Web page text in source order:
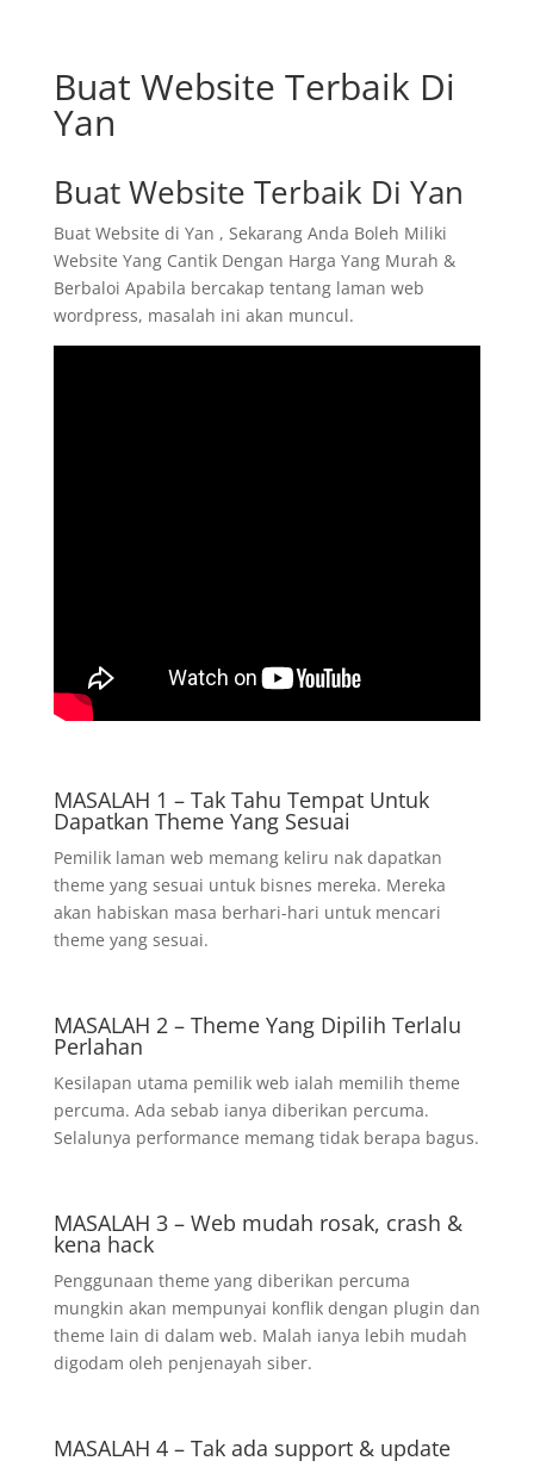
Buat Website Terbaik Di
Yan
Buat Website Terbaik Di Yan
Buat Website di Yan , Sekarang Anda Boleh Miliki
Website Yang Cantik Dengan Harga Yang Murah &
Berbaloi Apabila bercakap tentang laman web
wordpress, masalah ini akan muncul.
MASALAH 1 – Tak Tahu Tempat Untuk
Dapatkan Theme Yang Sesuai
Pemilik laman web memang keliru nak dapatkan
theme yang sesuai untuk bisnes mereka. Mereka
akan habiskan masa berhari-hari untuk mencari
theme yang sesuai.
MASALAH 2 – Theme Yang Dipilih Terlalu
Perlahan
Kesilapan utama pemilik web ialah memilih theme
percuma. Ada sebab ianya diberikan percuma.
Selalunya performance memang tidak berapa bagus.
MASALAH 3 – Web mudah rosak, crash &
kena hack
Penggunaan theme yang diberikan percuma
mungkin akan mempunyai konflik dengan plugin dan
theme lain di dalam web. Malah ianya lebih mudah
digodam oleh penjenayah siber.
MASALAH 4 – Tak ada support & update